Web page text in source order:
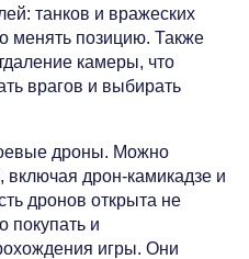
танков и вражеских
менять позицию. Также
камеры, что
врагов и выбирать
дроны. Можно
включая дрон-камикадзе и
дронов открыта не
покупать и
игры. Они